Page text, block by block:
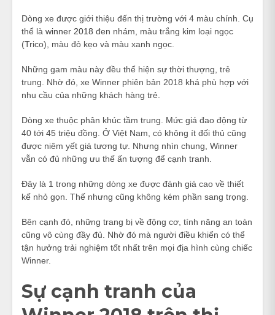
Dòng xe được giới thiệu đến thị trường với 4 màu chính. Cụ
thể là winner 2018 đen nhám, màu trắng kim loại ngọc
(Trico), màu đỏ kẹo và màu xanh ngọc.
Những gam màu này đều thể hiện sự thời thượng, trẻ
trung. Nhờ đó, xe Winner phiên bản 2018 khá phù hợp với
nhu cầu của những khách hàng trẻ.
Dòng xe thuộc phân khúc tầm trung. Mức giá đao động từ
40 tới 45 triệu đồng. Ở Việt Nam, có không ít đối thủ cũng
được niêm yết giá tương tự. Nhưng nhìn chung, Winner
vẫn có đủ những ưu thế ấn tượng để cạnh tranh.
Đây là 1 trong những dòng xe được đánh giá cao về thiết
kế nhỏ gọn. Thế nhưng cũng không kém phần sang trọng.
Bên cạnh đó, những trang bị về động cơ, tính năng an toàn
cũng vô cùng đầy đủ. Nhờ đó mà người điều khiển có thể
tận hưởng trải nghiệm tốt nhất trên mọi địa hình cùng chiếc
Winner.
Sự cạnh tranh của